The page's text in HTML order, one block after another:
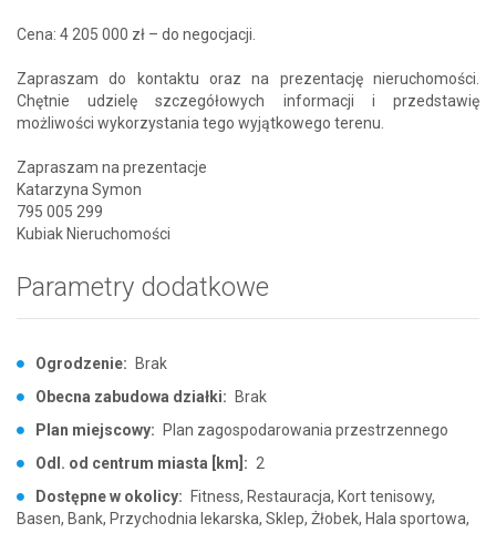
Cena: 4 205 000 zł – do negocjacji.
Zapraszam do kontaktu oraz na prezentację nieruchomości.
Chętnie udzielę szczegółowych informacji i przedstawię
możliwości wykorzystania tego wyjątkowego terenu.
Zapraszam na prezentacje
Katarzyna Symon
795 005 299
Kubiak Nieruchomości
Parametry dodatkowe
Ogrodzenie: Brak
Obecna zabudowa działki: Brak
Plan miejscowy: Plan zagospodarowania przestrzennego
Odl. od centrum miasta [km]: 2
Dostępne w okolicy: Fitness, Restauracja, Kort tenisowy,
Basen, Bank, Przychodnia lekarska, Sklep, Żłobek, Hala sportowa,